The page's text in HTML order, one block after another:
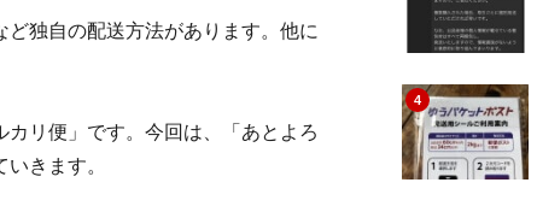
独自の配送方法があります。他に
リ便」です。今回は、「あとよろ
きます。
4